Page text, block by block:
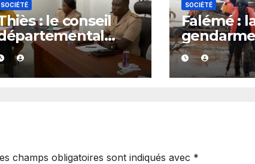
SOCIÉTÉ
: le conseil
après le
à l’ordre du
SOCIÉTÉ
Falémé :
détruit 27
dans le
lutte
champs obligatoires sont indiqués avec *